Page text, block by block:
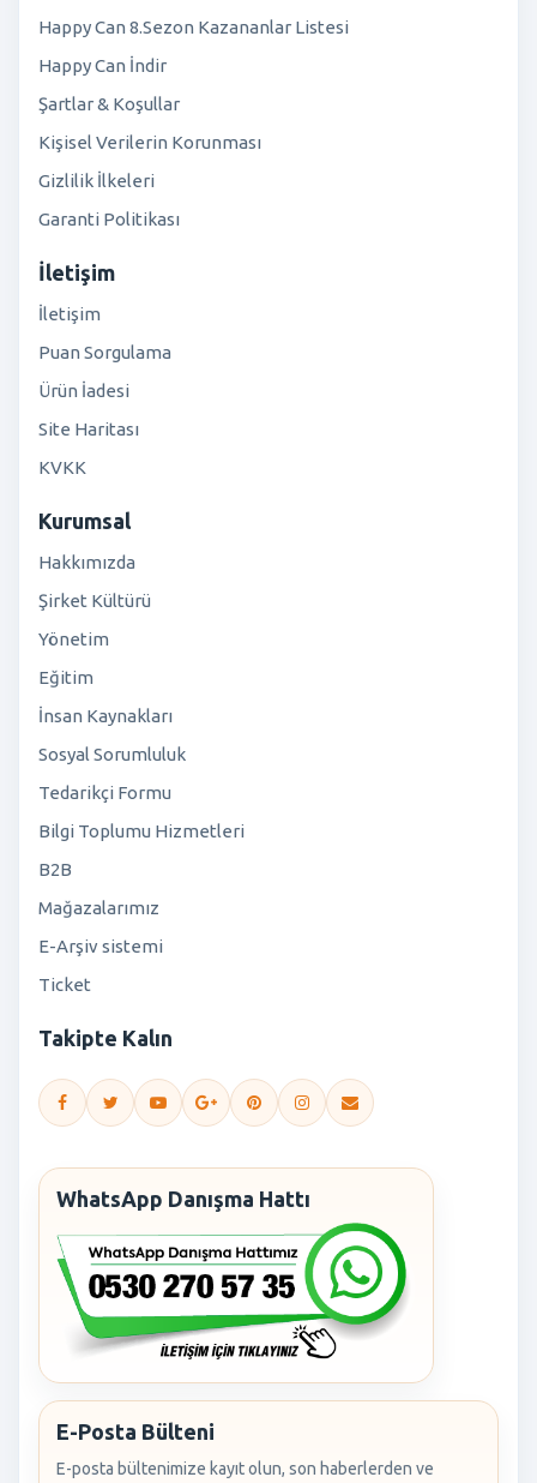
Happy Can 8.Sezon Kazananlar Listesi
Happy Can İndir
Şartlar & Koşullar
Kişisel Verilerin Korunması
Gizlilik İlkeleri
Garanti Politikası
İletişim
İletişim
Puan Sorgulama
Ürün İadesi
Site Haritası
KVKK
Kurumsal
Hakkımızda
Şirket Kültürü
Yönetim
Eğitim
İnsan Kaynakları
Sosyal Sorumluluk
Tedarikçi Formu
Bilgi Toplumu Hizmetleri
B2B
Mağazalarımız
E-Arşiv sistemi
Ticket
Takipte Kalın
WhatsApp Danışma Hattı
E-Posta Bülteni
E-posta bültenimize kayıt olun, son haberlerden ve